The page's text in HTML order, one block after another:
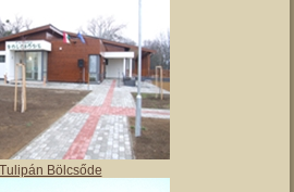
Angyalos